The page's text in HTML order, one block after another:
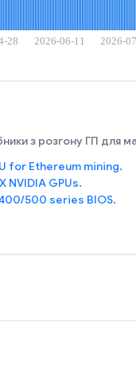
з розгону ГП для
for Ethereum mining.
NVIDIA GPUs.
500 series BIOS.